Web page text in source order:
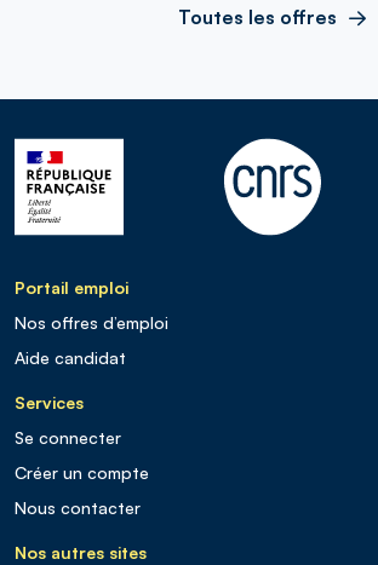
Toutes les offres
Portail emploi
Nos offres d’emploi
Aide candidat
Services
Se connecter
Créer un compte
Nous contacter
Nos autres sites